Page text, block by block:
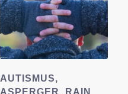
AUTISMUS,
ASPERGER, RAIN